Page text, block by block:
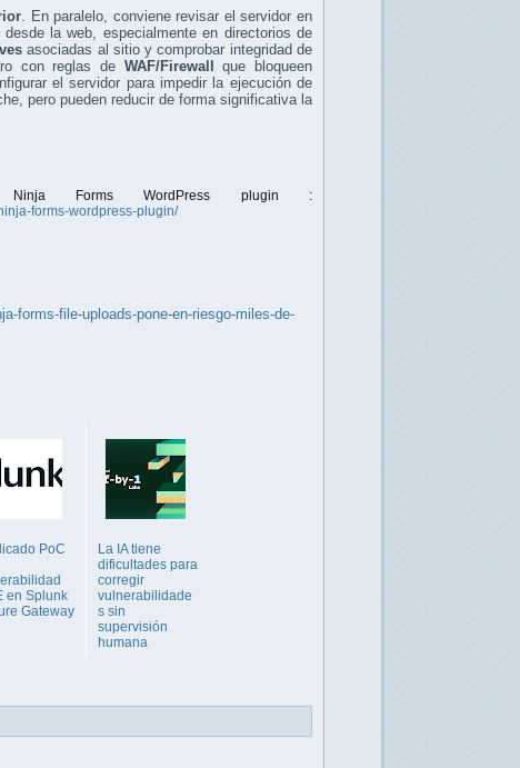
. En paralelo, conviene revisar el servidor en
la web, especialmente en directorios de
asociadas al sitio y comprobar integridad de
con reglas de WAF/Firewall
que bloqueen
el servidor para impedir la ejecución de
pero pueden reducir de forma significativa la
Forms WordPress plugin :
forms-wordpress-plugin/
forms-file-uploads-pone-en-riesgo-miles-de-
PoC
en Splunk
Gateway
La IA tiene
dificultades para
corregir
vulnerabilidade
s sin
supervisión
humana